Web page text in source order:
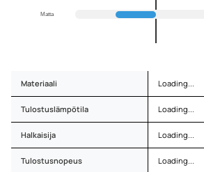
Matta
Materiaali Loading...
Tulostuslämpötila Loading...
Halkaisija Loading...
Tulostusnopeus Loading...